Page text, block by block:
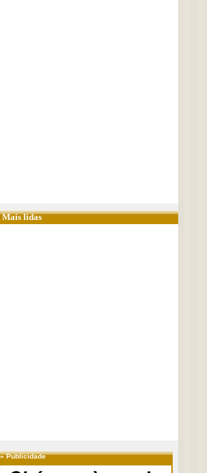
Mais lidas
»Publicidade